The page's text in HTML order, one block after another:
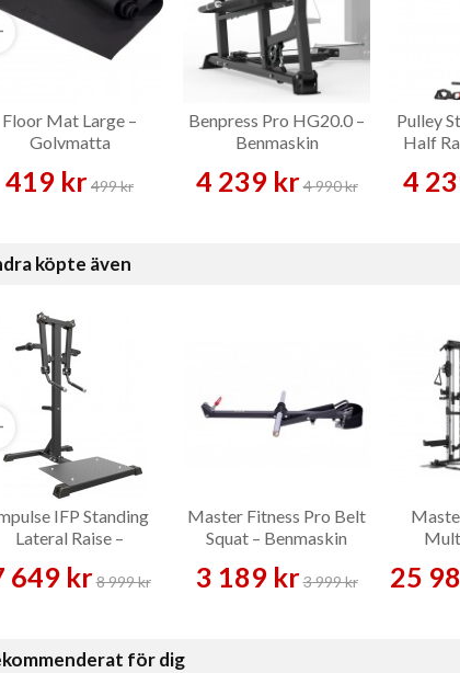
Floor Mat Large –
Golvmatta
419 kr499 kr
Benpress Pro HG20.0 –
Benmaskin
4 239 kr4 990 kr
Pulley
Half
4
köpte även
IFP Standing
Lateral Raise –
649 kr8 999 kr
Master Fitness Pro Belt
Squat – Benmaskin
3 189 kr3 999 kr 25
för dig